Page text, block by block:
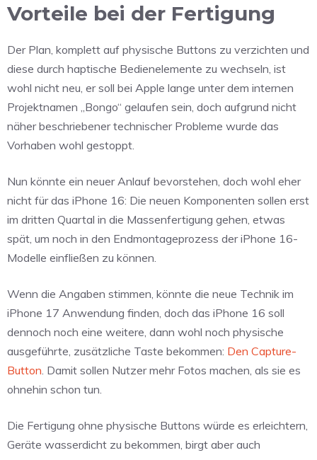
Vorteile bei der Fertigung
Der Plan, komplett auf physische Buttons zu verzichten und
diese durch haptische Bedienelemente zu wechseln, ist
wohl nicht neu, er soll bei Apple lange unter dem internen
Projektnamen „Bongo“ gelaufen sein, doch aufgrund nicht
näher beschriebener technischer Probleme wurde das
Vorhaben wohl gestoppt.
Nun könnte ein neuer Anlauf bevorstehen, doch wohl eher
nicht für das iPhone 16: Die neuen Komponenten sollen erst
im dritten Quartal in die Massenfertigung gehen, etwas
spät, um noch in den Endmontageprozess der iPhone 16-
Modelle einfließen zu können.
Wenn die Angaben stimmen, könnte die neue Technik im
iPhone 17 Anwendung finden, doch das iPhone 16 soll
dennoch noch eine weitere, dann wohl noch physische
ausgeführte, zusätzliche Taste bekommen: Den Capture-
Button . Damit sollen Nutzer mehr Fotos machen, als sie es
ohnehin schon tun.
Die Fertigung ohne physische Buttons würde es erleichtern,
Geräte wasserdicht zu bekommen, birgt aber auch